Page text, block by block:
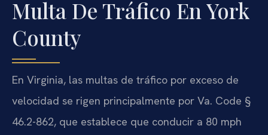
Multa De Tráfico En York
County
En Virginia, las multas de tráfico por exceso de
velocidad se rigen principalmente por Va. Code §
46.2-862, que establece que conducir a 80 mph